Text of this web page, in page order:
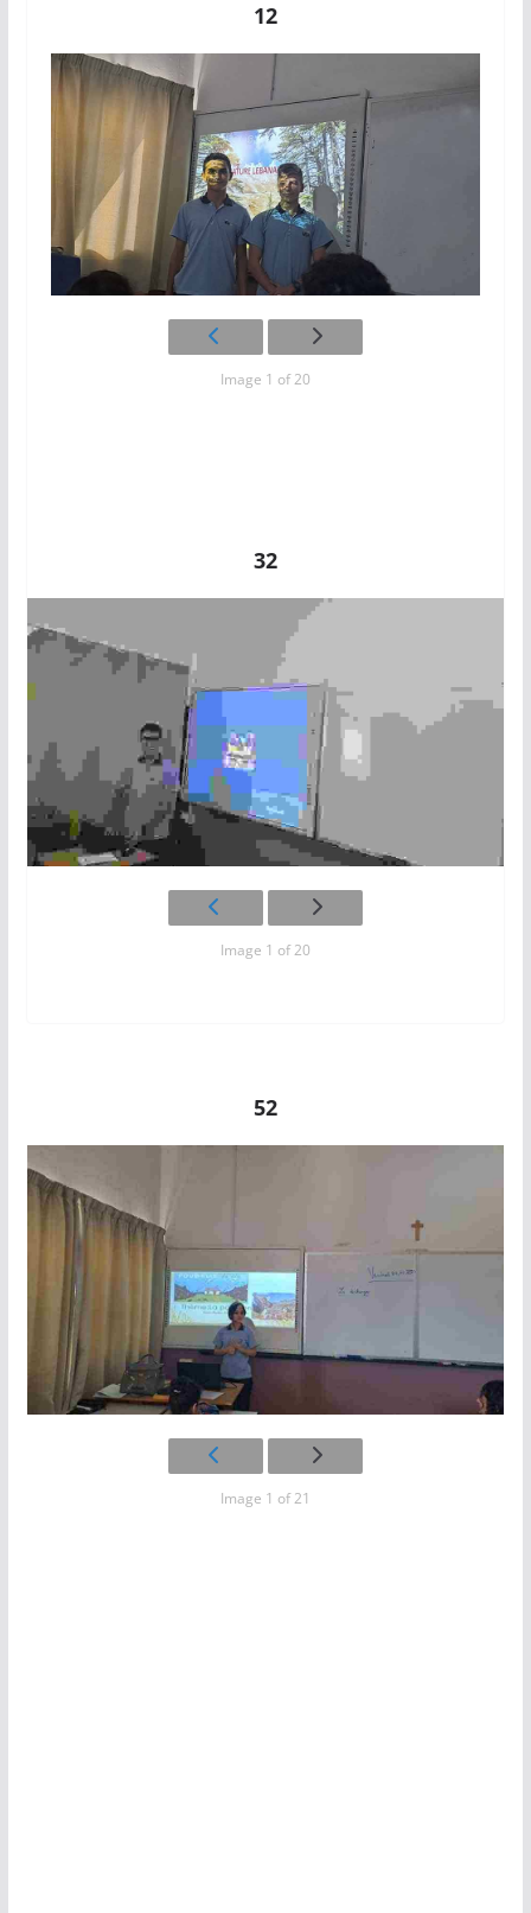
12
Image 1 of 20
32
Image 1 of 20
52
Image 1 of 21